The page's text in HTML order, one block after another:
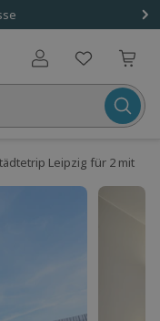
Benutzerkonto
Leipzig für 2 mit